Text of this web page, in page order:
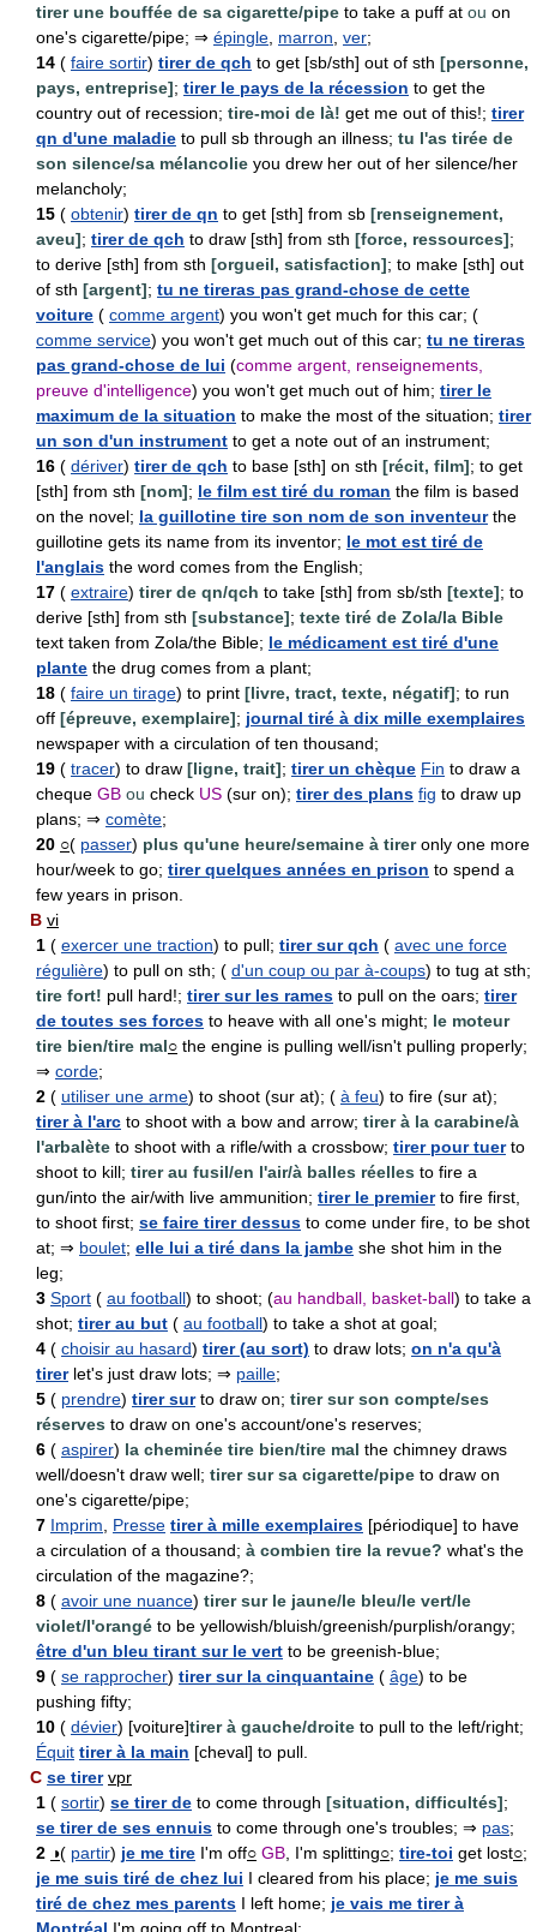
tirer une bouffée de sa cigarette/pipe to take a puff at ou on
one's cigarette/pipe; ⇒ épingle marron ver;
14 ( faire sortir) tirer de qch to get [sb/sth] out of sth [personne,
pays, entreprise]; tirer le pays de la récession to get the
country out of recession; tire-moi de là! get me out of this!; tirer
qn d'une maladie to pull sb through an illness; tu l'as tirée de
son silence/sa mélancolie you drew her out of her silence/her
melancholy;
15 ( obtenir) tirer de qn to get [sth] from sb [renseignement,
aveu]; tirer de qch to draw [sth] from sth [force, ressources];
to derive [sth] from sth [orgueil, satisfaction]; to make [sth] out
of sth [argent]; tu ne tireras pas grand-chose de cette
voiture ( comme argent) you won't get much for this car; (
comme service) you won't get much out of this car; tu ne tireras
pas grand-chose de lui (comme argent, renseignements,
preuve d'intelligence) you won't get much out of him; tirer le
maximum de la situation to make the most of the situation; tirer
un son d'un instrument to get a note out of an instrument;
16 ( dériver) tirer de qch to base [sth] on sth [récit, film]; to get
[sth] from sth [nom]; le film est tiré du roman the film is based
on the novel; la guillotine tire son nom de son inventeurthe
guillotine gets its name from its inventor; le mot est tiré de
l'anglais the word comes from the English;
17 ( extraire) tirer de qn/qch to take [sth] from sb/sth [texte]; to
derive [sth] from sth [substance]; texte tiré de Zola/la Bible
text taken from Zola/the Bible; le médicament est tiré d'une
plante the drug comes from a plant;
18 ( faire un tirage) to print [livre, tract, texte, négatif]; to run
off [épreuve, exemplaire]; journal tiré à dix mille exemplaires
newspaper with a circulation of ten thousand;
19 ( tracer) to draw [ligne, trait]; tirer un chèque Fin to draw a
cheque GB ou check US (sur on); tirer des plans fig to draw up
plans; ⇒ comète;
20 ○( passer) plus qu'une heure/semaine à tireronly one more
hour/week to go; tirer quelques années en prison to spend a
few years in prison.
B vi
1 ( exercer une traction) to pull; tirer sur qch ( avec une force
régulière) to pull on sth; ( d'un coup ou par à-coups) to tug at sth;
tire fort! pull hard!; tirer sur les rames to pull on the oars; tirer
de toutes ses forces to heave with all one's might; le moteur
tire bien/tire mal○ the engine is pulling well/isn't pulling properly;
⇒ corde;
2 ( utiliser une arme) to shoot (sur at); ( à feu) to fire (sur at);
tirer à l'arc to shoot with a bow and arrow; tirer à la carabine/à
l'arbalète to shoot with a rifle/with a crossbow; tirer pour tuerto
shoot to kill; tirer au fusil/en l'air/à balles réelles to fire a
gun/into the air/with live ammunition; tirer le premierto fire first,
to shoot first; se faire tirer dessus to come under fire, to be shot
at; ⇒ boulet; elle lui a tiré dans la jambe she shot him in the
leg;
3 Sport ( au football) to shoot; (au handball, basket-ball) to take a
shot; tirer au but ( au football) to take a shot at goal;
4 ( choisir au hasard) tirer (au sort) to draw lots; on n'a qu'à
tirerlet's just draw lots; ⇒ paille;
5 ( prendre) tirer surto draw on; tirer sur son compte/ses
réserves to draw on one's account/one's reserves;
6 ( aspirer) la cheminée tire bien/tire mal the chimney draws
well/doesn't draw well; tirer sur sa cigarette/pipe to draw on
one's cigarette/pipe;
7 Imprim Presse tirer à mille exemplaires [périodique] to have
a circulation of a thousand; à combien tire la revue? what's the
circulation of the magazine?;
8 ( avoir une nuance) tirer sur le jaune/le bleu/le vert/le
violet/l'orangé to be yellowish/bluish/greenish/purplish/orangy;
être d'un bleu tirant sur le vert to be greenish-blue;
9 ( se rapprocher) tirer sur la cinquantaine ( âge) to be
pushing fifty;
10 ( dévier) [voiture]tirer à gauche/droite to pull to the left/right;
Équit tirer à la main [cheval] to pull.
C se tirer vpr
1 ( sortir) se tirer de to come through [situation, difficultés];
se tirer de ses ennuis to come through one's troubles; ⇒ pas;
2 ◑( partir) je me tire I'm off○ GB , I'm splitting○; tire-toi get lost○;
je me suis tiré de chez lui I cleared from his place; je me suis
tiré de chez mes parents I left home; je vais me tirer à